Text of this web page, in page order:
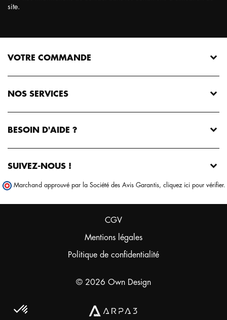
site.
VOTRE COMMANDE
NOS SERVICES
BESOIN D'AIDE ?
SUIVEZ-NOUS !
Marchand approuvé par la Société des Avis Garantis, cliquez ici pour vérifier.
© 2026 Own Design
CGV
Mentions légales
Politique de confidentialité